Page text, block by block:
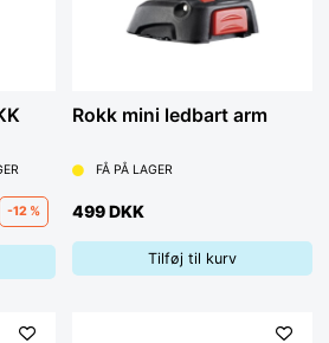
-12 %
Rokk mini ledbart arm
FÅ PÅ LAGER
499 DKK
Tilføj til kurv